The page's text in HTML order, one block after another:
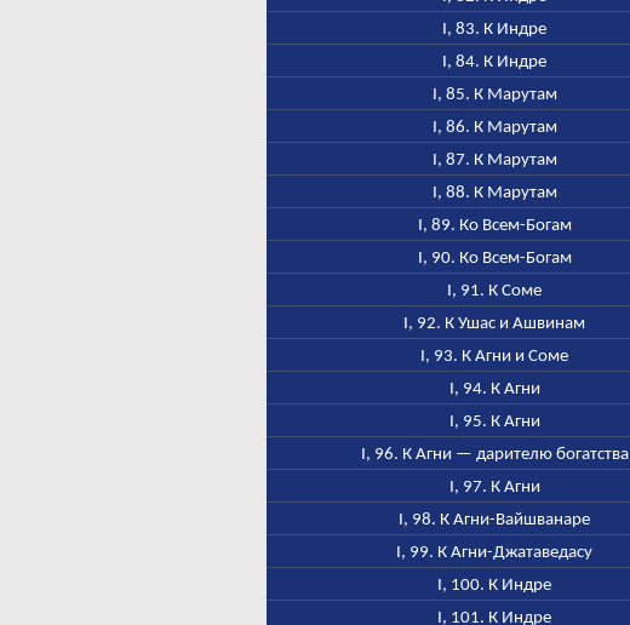
I, 83. К Индре
I, 84. К Индре
I, 85. К Марутам
I, 86. К Марутам
I, 87. К Марутам
I, 88. К Марутам
I, 89. Ко Всем-Богам
I, 90. Ко Всем-Богам
I, 91. К Соме
I, 92. К Ушас и Ашвинам
I, 93. К Агни и Соме
I, 94. К Агни
I, 95. К Агни
I, 96. К Агни — дарителю богатства
I, 97. К Агни
I, 98. К Агни-Вайшванаре
I, 99. К Агни-Джатаведасу
I, 100. К Индре
I, 101. К Индре